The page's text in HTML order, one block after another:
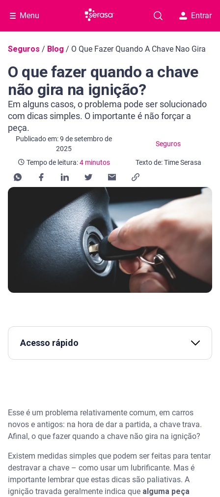
Menu Entrar
Navegação do blog
Seguros / Blog / O Que Fazer Quando A Chave Nao Gira
O que fazer quando a chave
não gira na ignição?
Em alguns casos, o problema pode ser solucionado
com dicas simples. O importante é não forçar a
peça.
Publicado em: 9 de setembro de
2025
Seguros
Categoria Seguros
Tempo de leitura:4 minutos
Tempo de leitura: 4 minutos
Texto de: Time Serasa
Acesso rápido
O que fazer quando a chave não gira na ignição?
Como tirar chave travada na ignição
Quando chamar um profissional para resolver o
problema?
Esse é um problema relativamente comum, em carros
novos e antigos: na hora de dar a partida, a chave trava.
Afinal, o que fazer quando a chave não gira na ignição?
Existem medidas simples que podem ser feitas para tentar
destravar a chave – como usar um lubrificante. Mas é
importante lembrar que estas dicas são paliativas. A
ignição travada geralmente indica que alguma peça